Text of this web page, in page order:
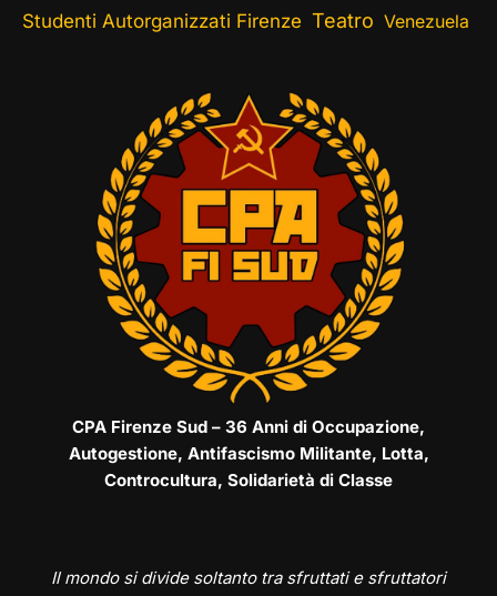
Studenti Autorganizzati Firenze Teatro Venezuela
CPA Firenze Sud – 36 Anni di Occupazione,
Autogestione, Antifascismo Militante, Lotta,
Controcultura, Solidarietà di Classe
Il mondo si divide soltanto tra sfruttati e sfruttatori